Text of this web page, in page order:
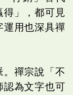
得」，都可見
用也深具禪
。禪宗說「不
認為文字也可